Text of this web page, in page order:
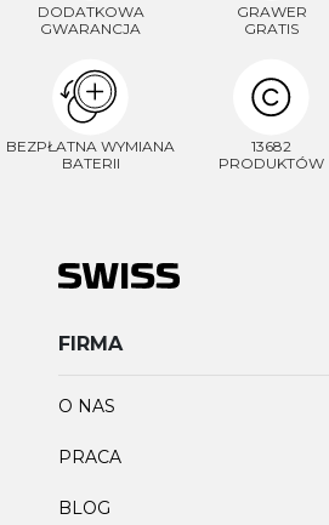
DODATKOWA
GWARANCJA
GRAWER
GRATIS
BEZPŁATNA WYMIANA
BATERII
13682
PRODUKTÓW
FIRMA
O NAS
PRACA
BLOG